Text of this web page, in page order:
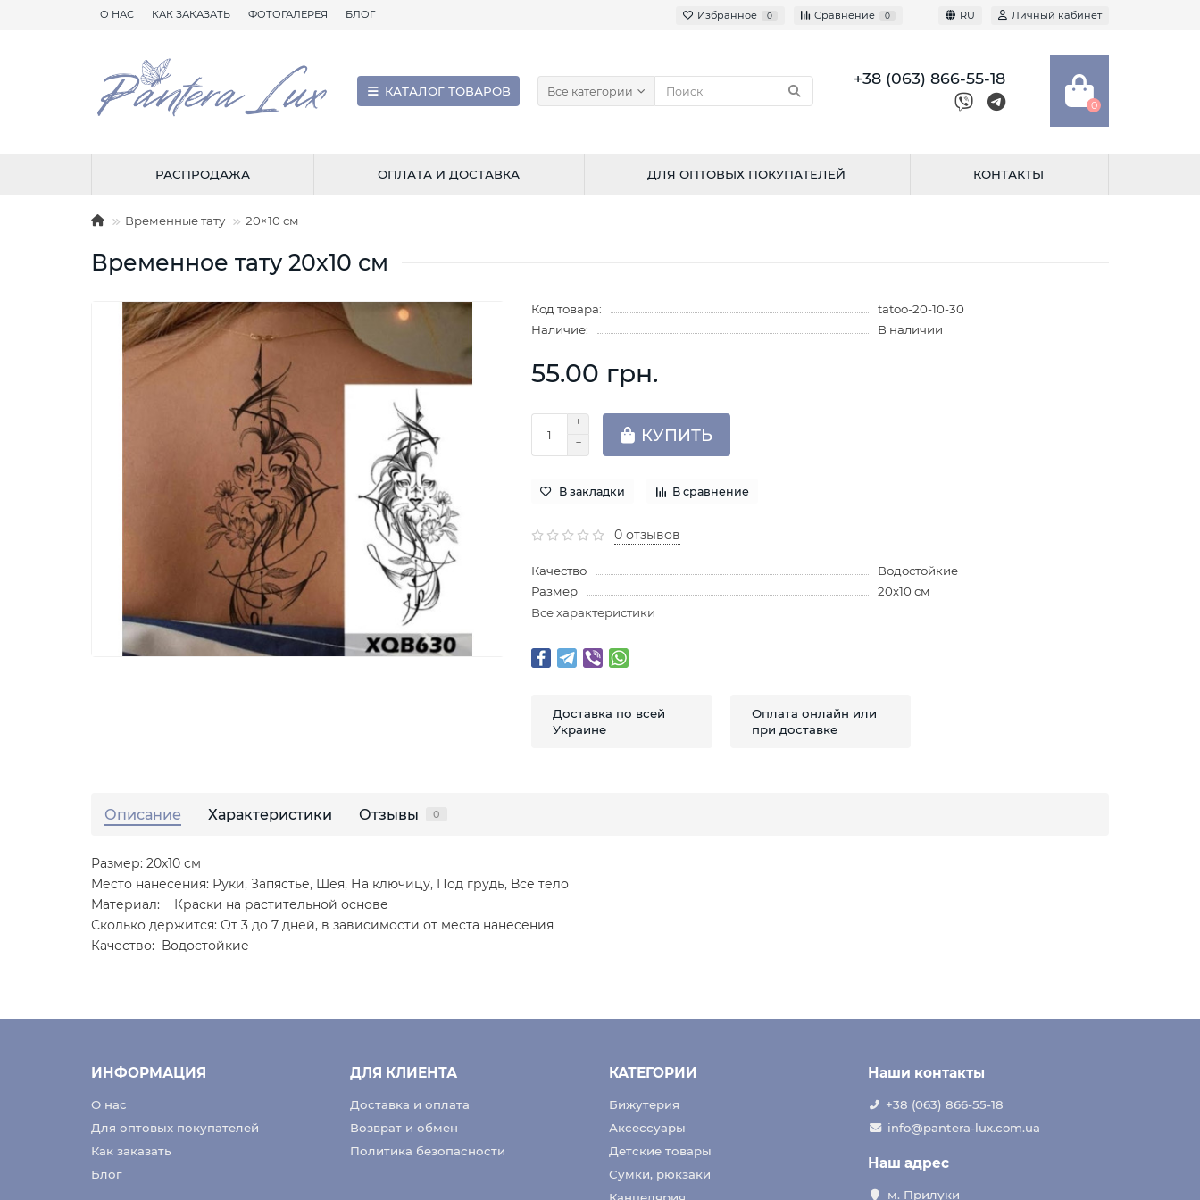
О НАС КАК ЗАКАЗАТЬ ФОТОГАЛЕРЕЯ БЛОГ Избранное 0 Сравнение 0 RU Личный кабинет
КАТАЛОГ ТОВАРОВ Все категории
+38 (063) 866-55-18
0
РАСПРОДАЖА ОПЛАТА И ДОСТАВКА ДЛЯ ОПТОВЫХ ПОКУПАТЕЛЕЙ КОНТАКТЫ
Временные тату 20×10 см
Временное тату 20х10 см
Код товара:
tatoo-20-10-30
Наличие:
В наличии
55.00 грн.
КУПИТЬ
В закладки В сравнение
0 отзывов
Качество
Водостойкие
Размер
20х10 см
Все характеристики
Доставка по всей
Украине
Оплата онлайн или
при доставке
Описание Характеристики Отзывы 0
Размер: 20х10 см
Место нанесения: Руки, Запястье, Шея, На ключицу, Под грудь, Все тело
Материал: Краски на растительной основе
Сколько держится: От 3 до 7 дней, в зависимости от места нанесения
Качество: Водостойкие
ИНФОРМАЦИЯ
О нас
Для оптовых покупателей
Как заказать
Блог
ДЛЯ КЛИЕНТА
Доставка и оплата
Возврат и обмен
Политика безопасности
КАТЕГОРИИ
Бижутерия
Аксессуары
Детские товары
Сумки, рюкзаки
Наши контакты
+38 (063) 866-55-18
info@pantera-lux.com.ua
Наш адрес
м. Прилуки